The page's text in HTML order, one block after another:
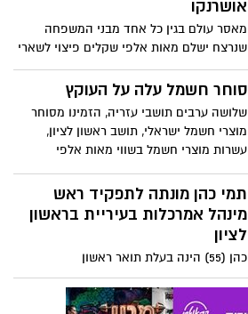
אושרנקו
מאסר עולם בגין כל אחד מבני המשפחה
שנרצח ישלם מאות אלפי שקלים פיצוי לשארי
הנרצחים ביהמ"ש: הרוצח דמיאן קרליק איבד
כל צלם אנוש
סוחר חשמל עלה על העוקץ
שלושה ערבים תושבי עזריה, הזמינו מסוחר
מוצרי חשמל ישראלי, תושב ראשון לציון,
עשרות מוצרי חשמל בשווי מאות אלפי
תמי כהן מונתה לתפקיד ראש
מינהל אמרכלות בעיריית בראשון
לציון
כהן (55) הינה בעלת תואר ראשון
B.Sc.במתמטיקה-מחשבים, תואר שני M.B.A
במנהל עסקים-מערכות מידע ומחשבים